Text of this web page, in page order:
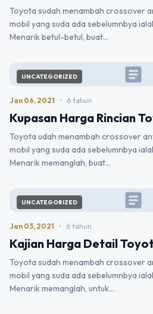
Toyota sudah menambah crossover
mobil yang suda ada sebelumnbya
Menarik betul-betul, buat…
article
UNCATEGORIZED
Jan 06, 2021 • 6 tahun
Kupasan Harga Rincian
Toyota udah menambah crossover
mobil yang suda ada sebelumnbya
Menarik memanglah, buat…
article
UNCATEGORIZED
Jan 03, 2021 • 6 tahun
Kajian Harga Detail
Toyota sudah menambah crossover
mobil yang suda ada sebelumnbya
Menarik memanglah, untuk…